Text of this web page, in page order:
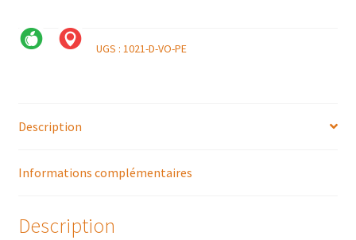
UGS : 1021-D-VO-PE
Description
Informations complémentaires
Description